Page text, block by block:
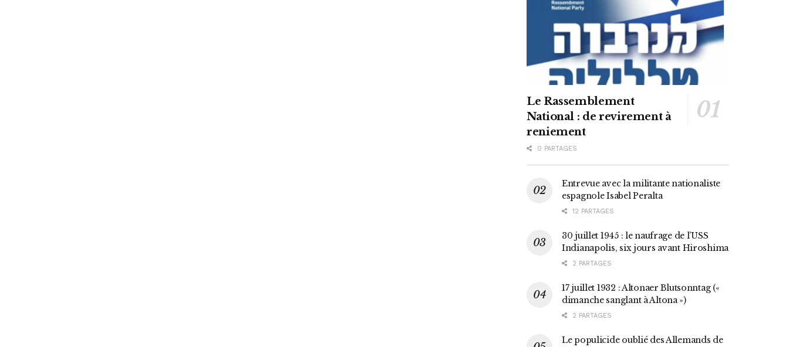
Le Rassemblement
National : de revirement à
reniement
0 PARTAGES
Entrevue avec la militante nationaliste
espagnole Isabel Peralta
12 PARTAGES
30 juillet 1945 : le naufrage de l’USS
Indianapolis, six jours avant Hiroshima
2 PARTAGES
17 juillet 1932 : Altonaer Blutsonntag («
dimanche sanglant à Altona »)
2 PARTAGES
Le populicide oublié des Allemands de